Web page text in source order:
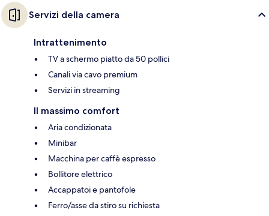
Servizi della camera
Intrattenimento
TV a schermo piatto da 50 pollici
Canali via cavo premium
Servizi in streaming
Il massimo comfort
Aria condizionata
Minibar
Macchina per caffè espresso
Bollitore elettrico
Accappatoi e pantofole
Ferro/asse da stiro su richiesta